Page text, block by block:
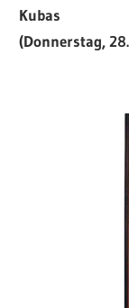
Kubas
(Donnerstag,